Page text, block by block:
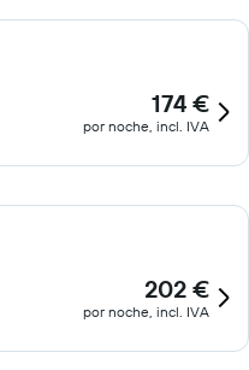
174 €
por noche, incl. IVA
202 €
por noche, incl. IVA